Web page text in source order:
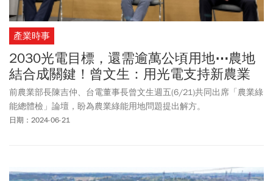
產業時事
2030光電目標，還需逾萬公頃用地⋯農地
結合成關鍵！曾文生：用光電支持新農業
前農業部長陳吉仲、台電董事長曾文生週五(6/21)共同出席「農業綠
能總體檢」論壇，盼為農業綠能用地問題提出解方。
日期：2024-06-21